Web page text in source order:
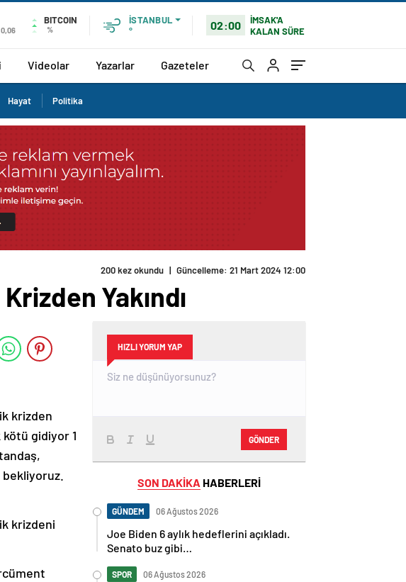
0,06
BITCOIN
%
İSTANBUL
°
02:00
İMSAK'A
KALAN SÜRE
Videolar Yazarlar Gazeteler
Hayat Politika
200 kez okundu | Güncelleme: 21 Mart 2024 12:00
Yakındı
krizden
gidiyor 1
bekliyoruz.
krizdeni
HIZLI YORUM YAP
GÖNDER
SON DAKİKA HABERLERİ
GÜNDEM 06 Ağustos 2026
Joe Biden 6 aylık hedeflerini açıkladı.
Senato buz gibi…
SPOR 06 Ağustos 2026